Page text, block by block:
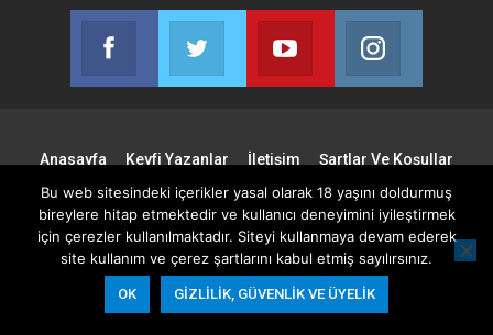
Facebook
Join us on Facebook
Twitter
Join us on Twitter
Youtube
Join us on Youtube
Anasayfa Keyfi Yazanlar İletişim
Şartlar Ve Koşullar
Gizlilik, Güvenlik Ve Üyelik Politikası
© 2026 - Keyifli Notlar. All Rights Reserved.
Bu web sitesindeki içerikler yasal olarak 18 yaşını doldurmuş
bireylere hitap etmektedir ve kullanıcı deneyimini iyileştirmek
için çerezler kullanılmaktadır. Siteyi kullanmaya devam ederek
site kullanım ve çerez şartlarını kabul etmiş sayılırsınız.
OK GIZLILIK, GÜVENLIK VE ÜYELIK